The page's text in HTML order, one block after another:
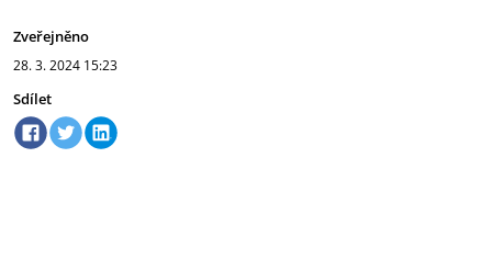
Zveřejněno
28. 3. 2024 15:23
Sdílet